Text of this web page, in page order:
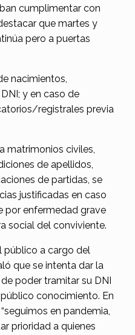
cumplimentar con
que martes y
pero a puertas
nacimientos,
y en caso de
registrales previa
matrimonios civiles,
de apellidos,
de partidas, se
justificadas en caso
por enfermedad grave
social del conviviente.
público a cargo del
que se intenta dar la
poder tramitar su DNI
conocimiento. En
en pandemia,
prioridad a quienes